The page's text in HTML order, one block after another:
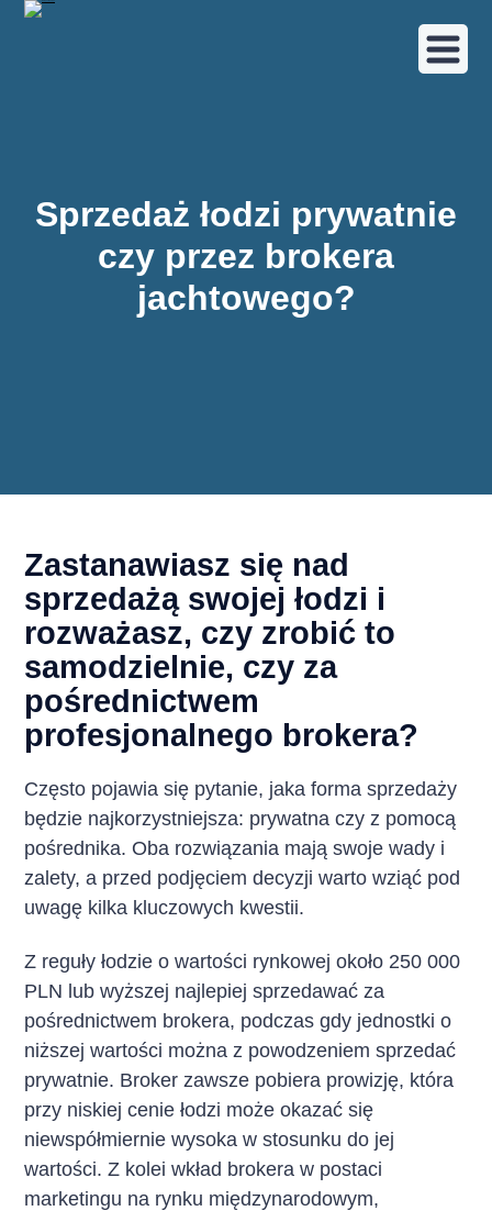
Sprzedaż łodzi prywatnie
czy przez brokera
jachtowego?
Zastanawiasz się nad
sprzedażą swojej łodzi i
rozważasz, czy zrobić to
samodzielnie, czy za
pośrednictwem
profesjonalnego brokera?
Często pojawia się pytanie, jaka forma sprzedaży
będzie najkorzystniejsza: prywatna czy z pomocą
pośrednika. Oba rozwiązania mają swoje wady i
zalety, a przed podjęciem decyzji warto wziąć pod
uwagę kilka kluczowych kwestii.
Z reguły łodzie o wartości rynkowej około 250 000
PLN lub wyższej najlepiej sprzedawać za
pośrednictwem brokera, podczas gdy jednostki o
niższej wartości można z powodzeniem sprzedać
prywatnie. Broker zawsze pobiera prowizję, która
przy niskiej cenie łodzi może okazać się
niewspółmiernie wysoka w stosunku do jej
wartości. Z kolei wkład brokera w postaci
marketingu na rynku międzynarodowym,